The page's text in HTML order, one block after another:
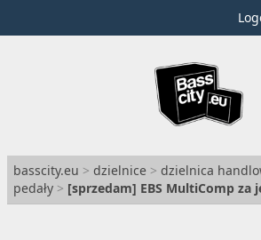
basscity.eu > dzielnice > dzielnica
pedały > [sprzedam] EBS MultiComp za